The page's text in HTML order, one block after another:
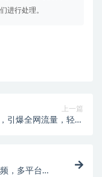
进行处理。
上一篇
引爆全网流量，轻松
，多平台批